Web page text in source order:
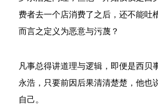
费者去一个店消费了之后，还不能吐
而言之定义为恶意与污蔑？
凡事总得讲道理与逻辑，即便是西贝
永浩，只要前因后果清清楚楚，他也
自己。